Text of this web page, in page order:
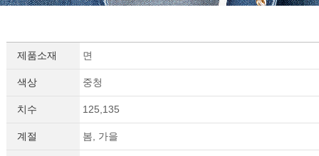
제품소재 면
색상 중청
치수 125,135
계절 봄, 가을